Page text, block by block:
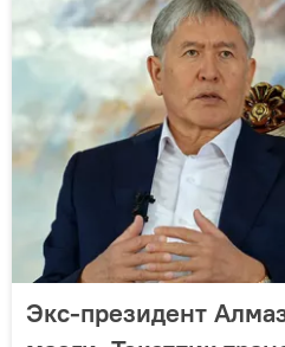
Экс-президент